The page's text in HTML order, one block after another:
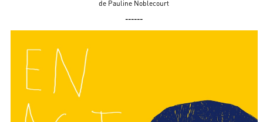
de Pauline Noblecourt
------